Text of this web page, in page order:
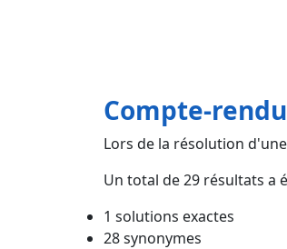
Compte-rendu
Lors de la résolution
Un total de29 résultats a
1 solutions exactes
28 synonymes